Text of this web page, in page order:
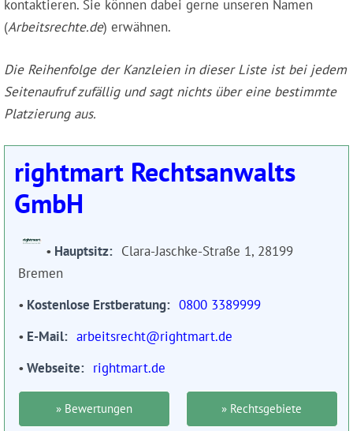
kontaktieren. Sie können dabei gerne unseren Namen
(Arbeitsrechte.de) erwähnen.
Die Reihenfolge der Kanzleien in dieser Liste ist bei jedem
Seitenaufruf zufällig und sagt nichts über eine bestimmte
Platzierung aus.
rightmart Rechtsanwalts
GmbH
Hauptsitz
Clara-Jaschke-Straße 1, 28199
Bremen
Kostenlose Erstberatung
0800 3389999
E-Mail
arbeitsrecht@rightmart.de
Webseite
rightmart.de
» Bewertungen » Rechtsgebiete